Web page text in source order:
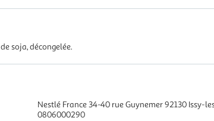
soja, décongelée.
Nestlé France 34-40 rue Guynemer 92130 Issy-
0806000290